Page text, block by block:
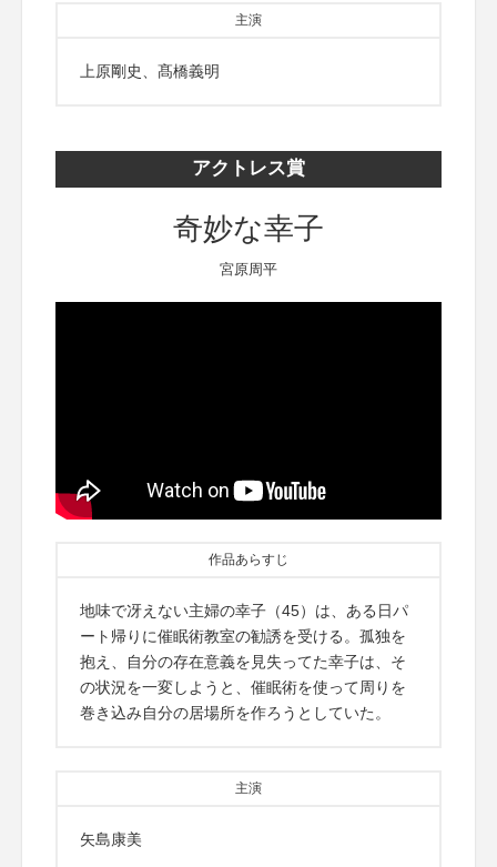
主演
上原剛史、髙橋義明
アクトレス賞
奇妙な幸子
宮原周平
作品あらすじ
地味で冴えない主婦の幸子（45）は、ある日パ
ート帰りに催眠術教室の勧誘を受ける。孤独を
抱え、自分の存在意義を見失ってた幸子は、そ
の状況を一変しようと、催眠術を使って周りを
巻き込み自分の居場所を作ろうとしていた。
主演
矢島康美